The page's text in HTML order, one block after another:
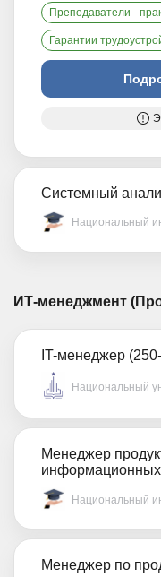
Преподаватели -
Гарантии
Системный
Национальный
ИТ-менеджмент
IT-менеджер
Национальный
Менеджер
информационных
Национальный
Менеджер по